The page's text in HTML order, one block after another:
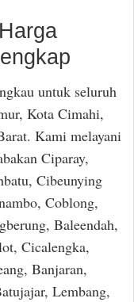
untuk seluruh
Kota Cimahi,
Kami melayani
Ciparay,
Cibeunying
Coblong,
Baleendah,
Cicalengka,
Banjaran,
Lembang,